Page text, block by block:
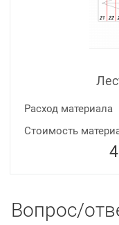
Расход материала
Стоимость
Вопрос/